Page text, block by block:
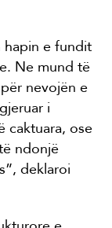
hapin e fundit
Ne mund të
nevojën e
i
caktuara, ose
ndonjë
deklaroi